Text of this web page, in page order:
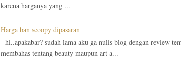
karena harganya yang ...
Harga ban scoopy dipasaran
hi..apakabar? sudah lama aku ga nulis blog dengan review
membahas tentang beauty maupun art a...